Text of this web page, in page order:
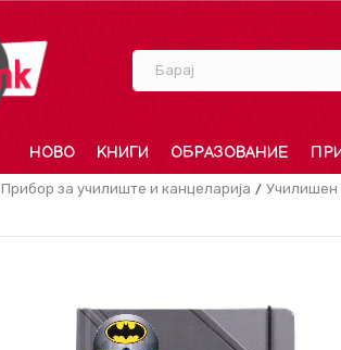
Барај
НОВО КНИГИ ОБРАЗОВАНИЕ
Прибор за училиште и канцеларија Училишен